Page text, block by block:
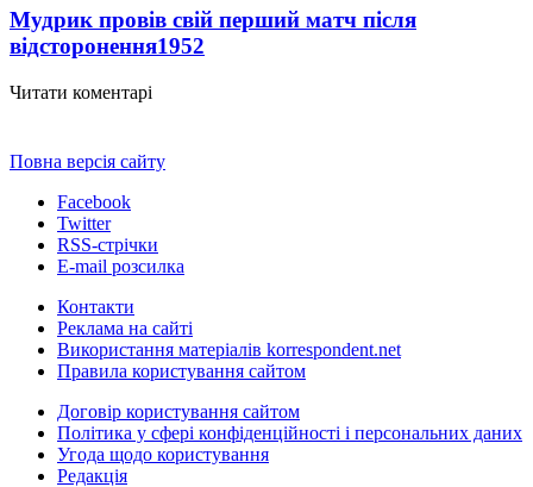
Мудрик провів свій перший матч після
відсторонення1952
Читати коментарі
Повна версія сайту
Facebook
Twitter
RSS-стрічки
E-mail розсилка
Контакти
Реклама на сайті
Використання матеріалів korrespondent.net
Правила користування сайтом
Договір користування сайтом
Політика у сфері конфіденційності і персональних даних
Угода щодо користування
Редакція